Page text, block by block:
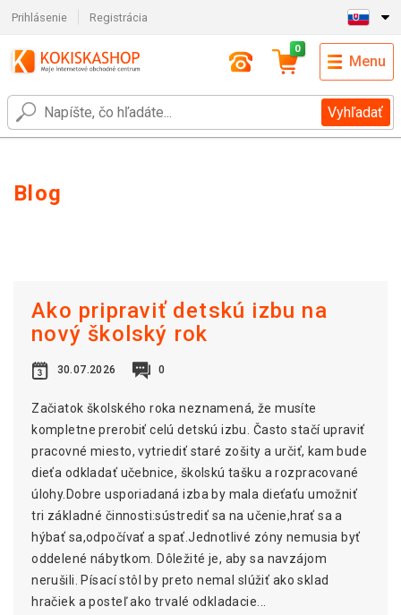
Prihlásenie Registrácia
Vyhľadať
0
Menu
Blog
Ako pripraviť detskú izbu na
nový školský rok
30.07.2026 0
Začiatok školského roka neznamená, že musíte
kompletne prerobiť celú detskú izbu. Často stačí upraviť
pracovné miesto, vytriediť staré zošity a určiť, kam bude
dieťa odkladať učebnice, školskú tašku a rozpracované
úlohy.Dobre usporiadaná izba by mala dieťaťu umožniť
tri základné činnosti:sústrediť sa na učenie,hrať sa a
hýbať sa,odpočívať a spať.Jednotlivé zóny nemusia byť
oddelené nábytkom. Dôležité je, aby sa navzájom
nerušili. Písací stôl by preto nemal slúžiť ako sklad
hračiek a posteľ ako trvalé odkladacie...